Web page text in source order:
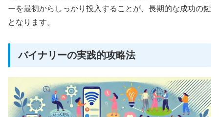
ーを最初からしっかり投入することが、長期的な成功の鍵
となります。
バイナリーの実践的攻略法